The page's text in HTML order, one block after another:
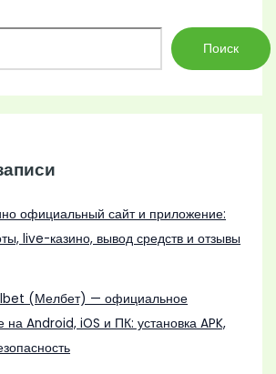
Поиск
официальный сайт и приложение:
live-казино, вывод средств и отзывы
(Мелбет) — официальное
на Android, iOS и ПК: установка APK,